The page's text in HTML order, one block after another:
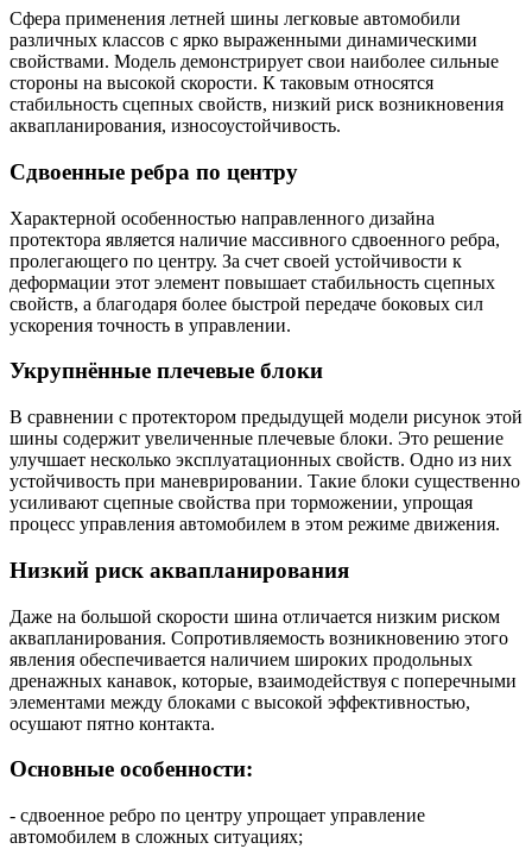
Сфера применения летней шины легковые автомобили
различных классов с ярко выраженными динамическими
свойствами. Модель демонстрирует свои наиболее сильные
стороны на высокой скорости. К таковым относятся
стабильность сцепных свойств, низкий риск возникновения
аквапланирования, износоустойчивость.
Сдвоенные ребра по центру
Характерной особенностью направленного дизайна
протектора является наличие массивного сдвоенного ребра,
пролегающего по центру. За счет своей устойчивости к
деформации этот элемент повышает стабильность сцепных
свойств, а благодаря более быстрой передаче боковых сил
ускорения точность в управлении.
Укрупнённые плечевые блоки
В сравнении с протектором предыдущей модели рисунок этой
шины содержит увеличенные плечевые блоки. Это решение
улучшает несколько эксплуатационных свойств. Одно из них
устойчивость при маневрировании. Такие блоки существенно
усиливают сцепные свойства при торможении, упрощая
процесс управления автомобилем в этом режиме движения.
Низкий риск аквапланирования
Даже на большой скорости шина отличается низким риском
аквапланирования. Сопротивляемость возникновению этого
явления обеспечивается наличием широких продольных
дренажных канавок, которые, взаимодействуя с поперечными
элементами между блоками с высокой эффективностью,
осушают пятно контакта.
Основные особенности:
- сдвоенное ребро по центру упрощает управление
автомобилем в сложных ситуациях;